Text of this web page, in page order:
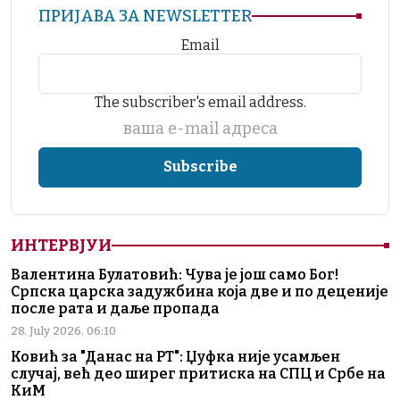
ПРИЈАВА ЗА NEWSLETTER
Email
The subscriber's email address.
ваша е-mail адреса
ИНТЕРВЈУИ
Валентина Булатовић: Чува је још само Бог!
Српска царска задужбина која две и по деценије
после рата и даље пропада
28. July 2026. 06:10
Ковић за "Данас на РТ": Џуфка није усамљен
случај, већ део ширег притиска на СПЦ и Србе на
КиМ